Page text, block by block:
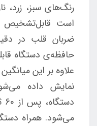
رنگ‌های سبز، زرد،
است قابل‌تشخیص
ضربان قلب در
نمایش داده